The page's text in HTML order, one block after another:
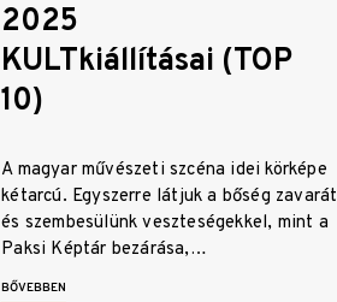
2025
KULTkiállításai (TOP
10)
A magyar művészeti szcéna idei körképe
kétarcú. Egyszerre látjuk a bőség zavarát
és szembesülünk veszteségekkel, mint a
Paksi Képtár bezárása,…
BŐVEBBEN